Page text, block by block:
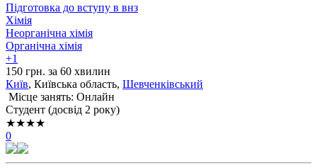
Підготовка до вступу в внз
Хімія
Неорганічна хімія
Органічна хімія
+1
150 грн. за 60 хвилин
Київ, Київська область, Шевченківський
Місце занять: Онлайн
Cтудент (досвід 2 року)
★★★★
0